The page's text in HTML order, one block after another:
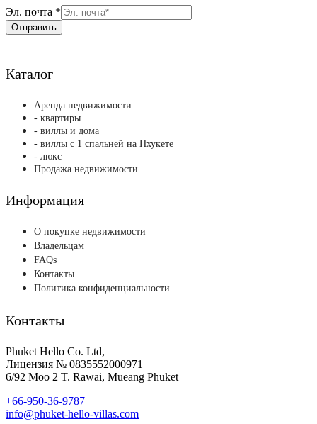
почта
Эл.
Эл. почта *
Отправить
Каталог
Аренда недвижимости
- квартиры
- виллы и дома
- виллы с 1 спальней на Пхукете
- люкс
Продажа недвижимости
Информация
О покупке недвижимости
Владельцам
FAQs
Контакты
Политика конфиденциальности
Контакты
Phuket Hello Co. Ltd,
Лицензия № 0835552000971
6/92 Moo 2 T. Rawai, Mueang Phuket
+66-950-36-9787
info@phuket-hello-villas.com